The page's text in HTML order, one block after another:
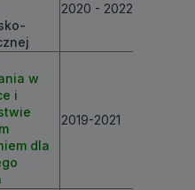
2020 - 2022
w
i
dla
2019-2021